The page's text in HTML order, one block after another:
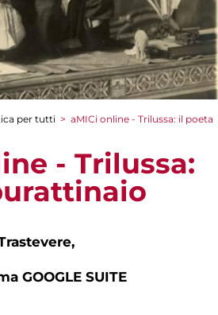
per tutti > aMICi online - Trilussa: il poeta
- Trilussa:
GOOGLE SUITE